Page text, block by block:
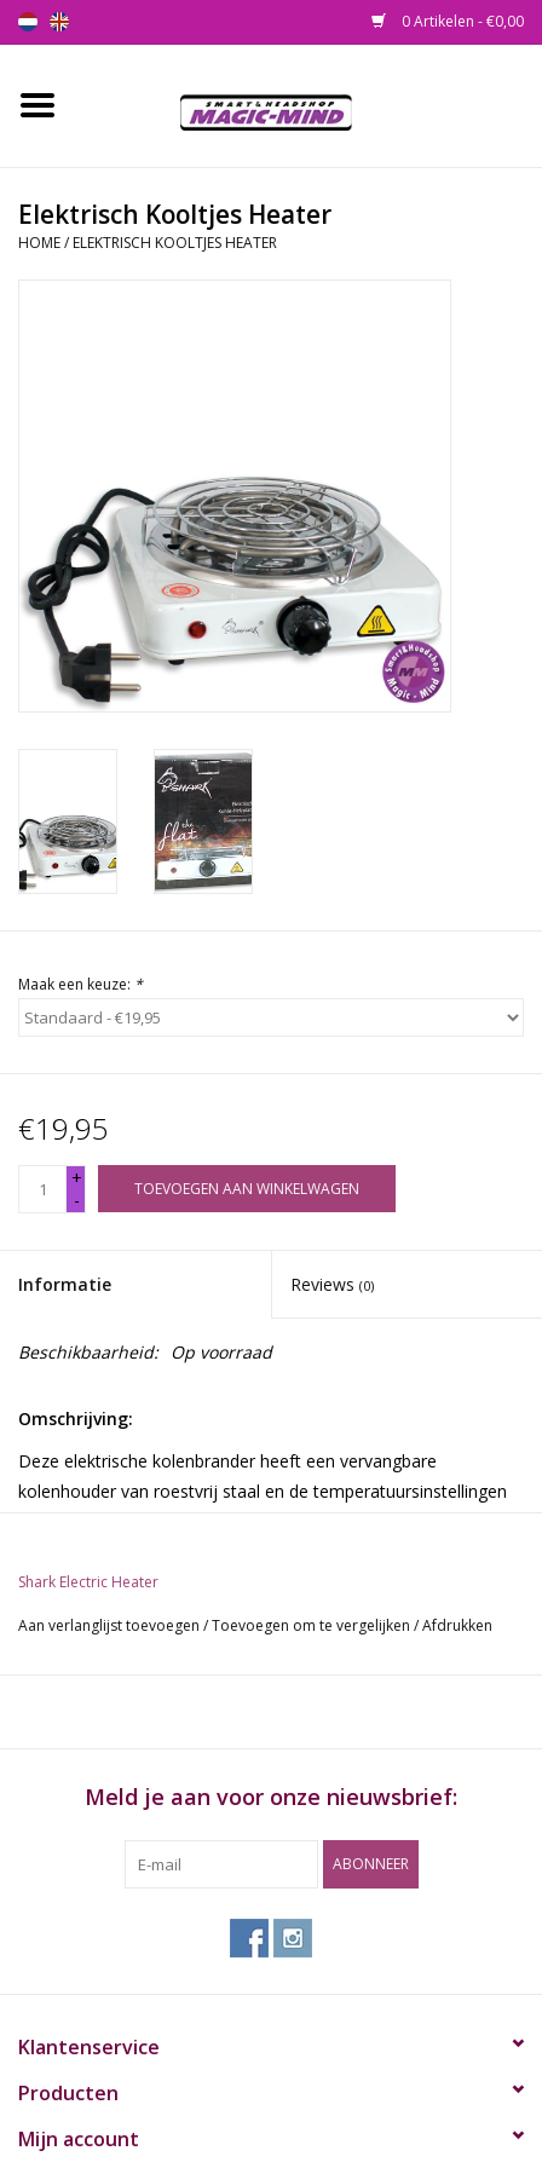
0 Artikelen - €0,00
Home
Smartshop
Psychedelic
Rituals & Wierook
Elektrisch Kooltjes Heater
HOME/ ELEKTRISCH KOOLTJES HEATER
Maak een keuze: *
€19,95
+
-
TOEVOEGEN AAN WINKELWAGEN
Informatie Reviews (0)
Beschikbaarheid: Op voorraad
Omschrijving:
Deze elektrische kolenbrander heeft een vervangbare
kolenhouder van roestvrij staal en de temperatuursinstellingen
temperaturen bereiken tot 500 graden celsius.
Shark Electric Heater
Aan verlanglijst toevoegen /Toevoegen om te vergelijken /Afdrukken
Meld je aan voor onze nieuwsbrief:
ABONNEER
Klantenservice
Producten
Mijn account